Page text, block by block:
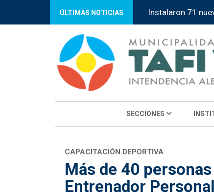
ÚLTIMAS NOTICIAS “Tafí Viejo
SECCIONES
CAPACITACIÓN DEPORTIVA
Más de 40
Entrenador